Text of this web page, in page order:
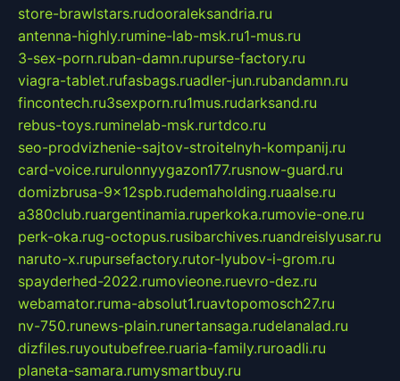
store-brawlstars.rudooraleksandria.ru
antenna-highly.rumine-lab-msk.ru1-mus.ru
3-sex-porn.ruban-damn.rupurse-factory.ru
viagra-tablet.rufasbags.ruadler-jun.rubandamn.ru
fincontech.ru3sexporn.ru1mus.rudarksand.ru
rebus-toys.ruminelab-msk.rurtdco.ru
seo-prodvizhenie-sajtov-stroitelnyh-kompanij.ru
card-voice.rurulonnyygazon177.rusnow-guard.ru
domizbrusa-9x12spb.rudemaholding.ruaalse.ru
a380club.ruargentinamia.ruperkoka.rumovie-one.ru
perk-oka.rug-octopus.rusibarchives.ruandreislyusar.ru
naruto-x.rupursefactory.rutor-lyubov-i-grom.ru
spayderhed-2022.rumovieone.ruevro-dez.ru
webamator.ruma-absolut1.ruavtopomosch27.ru
nv-750.runews-plain.runertansaga.rudelanalad.ru
dizfiles.ruyoutubefree.ruaria-family.ruroadli.ru
planeta-samara.rumysmartbuy.ru